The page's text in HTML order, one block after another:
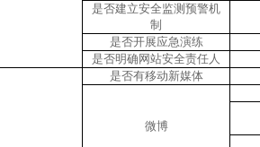
是否建立安全监测预警机
制
是否开展应急演练
是否明确网站安全责任人
是否有移动新媒体
微博